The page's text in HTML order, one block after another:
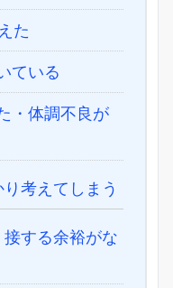
た
ている
・体調不良が
考えてしまう
する余裕がな